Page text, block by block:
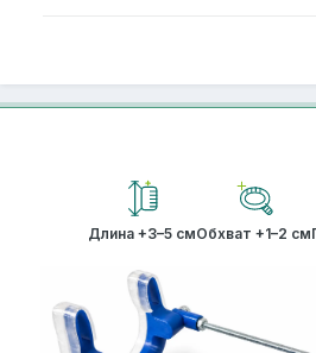
Длина +3–5 смОбхват +1–2 см